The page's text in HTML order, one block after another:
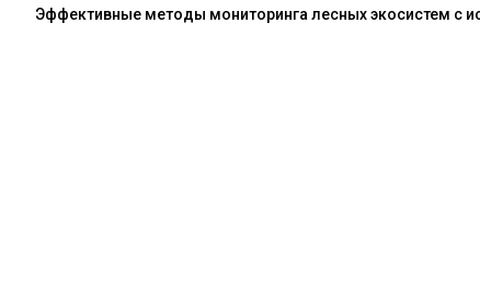
Эффективные методы мониторинга лесных экосистем с